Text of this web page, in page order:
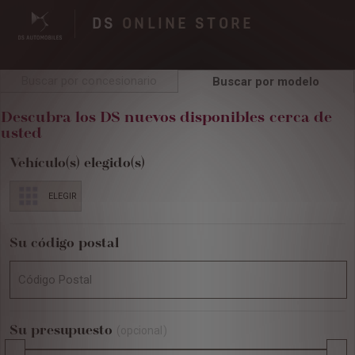
DS ONLINE STORE
Buscar por modelo
Descubra los DS nuevos disponibles cerca de
usted
Vehículo(s) elegido(s)
ELEGIR
Su código postal
Su presupuesto